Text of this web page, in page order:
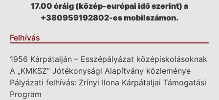
17.00 óráig (közép-európai idő szerint) a
+380959192802-es mobilszámon.
Felhívás
1956 Kárpátalján – Esszépályázat középiskolásoknak
A „KMKSZ” Jótékonysági Alapítvány közleménye
Pályázati felhívás: Zrínyi Ilona Kárpátaljai Támogatási
Program